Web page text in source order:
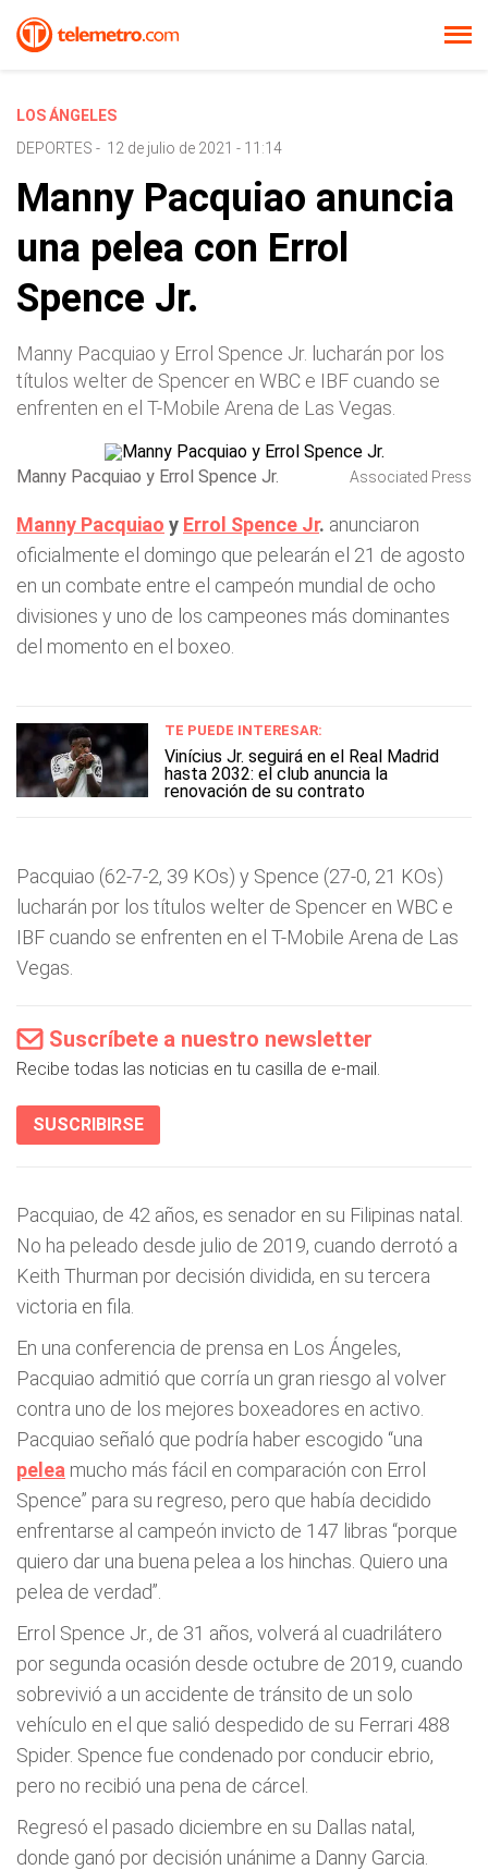
LOS ÁNGELES
DEPORTES - 12 de julio de 2021 - 11:14
Manny Pacquiao anuncia
una pelea con Errol
Spence Jr.
Manny Pacquiao y Errol Spence Jr. lucharán por los
títulos welter de Spencer en WBC e IBF cuando se
enfrenten en el T-Mobile Arena de Las Vegas.
Manny Pacquiao y Errol Spence Jr. Associated Press
Manny Pacquiao y Errol Spence Jr. anunciaron
oficialmente el domingo que pelearán el 21 de agosto
en un combate entre el campeón mundial de ocho
divisiones y uno de los campeones más dominantes
del momento en el boxeo.
TE PUEDE INTERESAR:
Vinícius Jr. seguirá en el Real Madrid
hasta 2032: el club anuncia la
renovación de su contrato
Pacquiao (62-7-2, 39 KOs) y Spence (27-0, 21 KOs)
lucharán por los títulos welter de Spencer en WBC e
IBF cuando se enfrenten en el T-Mobile Arena de Las
Vegas.
Suscríbete a nuestro newsletter
Recibe todas las noticias en tu casilla de e-mail.
SUSCRIBIRSE
Pacquiao, de 42 años, es senador en su Filipinas natal.
No ha peleado desde julio de 2019, cuando derrotó a
Keith Thurman por decisión dividida, en su tercera
victoria en fila.
En una conferencia de prensa en Los Ángeles,
Pacquiao admitió que corría un gran riesgo al volver
contra uno de los mejores boxeadores en activo.
Pacquiao señaló que podría haber escogido “una
pelea mucho más fácil en comparación con Errol
Spence” para su regreso, pero que había decidido
enfrentarse al campeón invicto de 147 libras “porque
quiero dar una buena pelea a los hinchas. Quiero una
pelea de verdad”.
Errol Spence Jr., de 31 años, volverá al cuadrilátero
por segunda ocasión desde octubre de 2019, cuando
sobrevivió a un accidente de tránsito de un solo
vehículo en el que salió despedido de su Ferrari 488
Spider. Spence fue condenado por conducir ebrio,
pero no recibió una pena de cárcel.
Regresó el pasado diciembre en su Dallas natal,
donde ganó por decisión unánime a Danny Garcia.